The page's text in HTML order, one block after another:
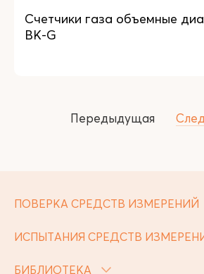
Счетчики газа объемные
ВК-G
Передыдущая
ПОВЕРКА СРЕДСТВ ИЗМЕРЕНИЙ
ИСПЫТАНИЯ СРЕДСТВ
БИБЛИОТЕКА